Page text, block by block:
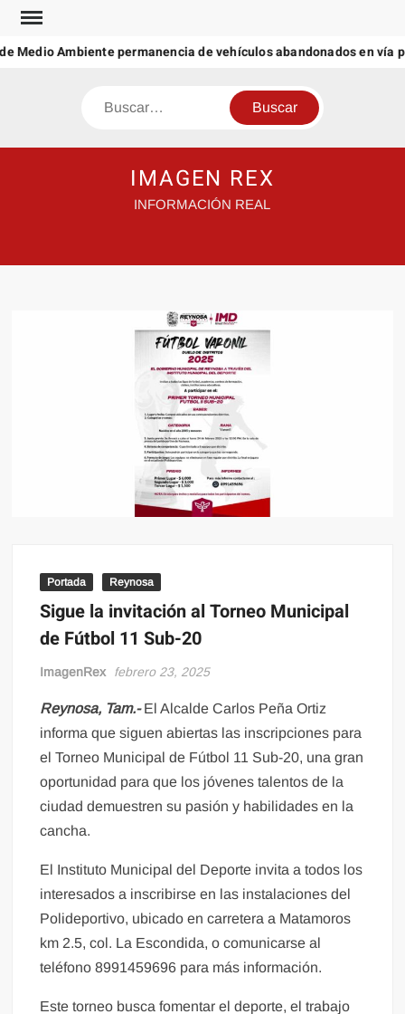
Saltar
contenido
Medio Ambiente permanencia de vehículos abandonados en vía
Buscar
IMAGEN REX
INFORMACIÓN REAL
Portada Reynosa
Sigue la invitación al Torneo Municipal
de Fútbol 11 Sub-20
ImagenRex febrero 23, 2025
Reynosa, Tam.-El Alcalde Carlos Peña Ortiz
informa que siguen abiertas las inscripciones para
el Torneo Municipal de Fútbol 11 Sub-20, una gran
oportunidad para que los jóvenes talentos de la
ciudad demuestren su pasión y habilidades en la
cancha.
El Instituto Municipal del Deporte invita a todos los
interesados a inscribirse en las instalaciones del
Polideportivo, ubicado en carretera a Matamoros
km 2.5, col. La Escondida, o comunicarse al
teléfono 8991459696 para más información.
Este torneo busca fomentar el deporte, el trabajo